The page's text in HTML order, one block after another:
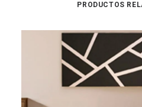
PRODUCTOS